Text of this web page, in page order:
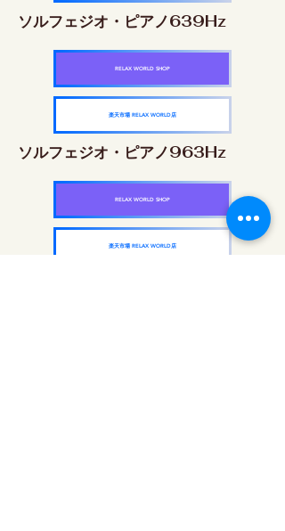
ソルフェジオ・ピアノ639Hz
RELAX WORLD SHOP
楽天市場 RELAX WORLD店
ソルフェジオ・ピアノ963Hz
RELAX WORLD SHOP
楽天市場 RELAX WORLD店